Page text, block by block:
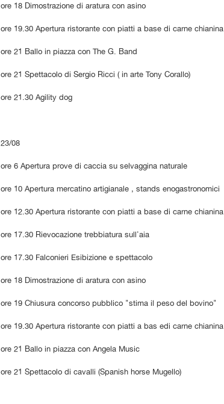
ore 18 Dimostrazione di aratura con asino
ore 19.30 Apertura ristorante con piatti a base di carne chianina
ore 21 Ballo in piazza con The G. Band
ore 21 Spettacolo di Sergio Ricci ( in arte Tony Corallo)
ore 21.30 Agility dog
23/08
ore 6 Apertura prove di caccia su selvaggina naturale
ore 10 Apertura mercatino artigianale , stands enogastronomici
ore 12.30 Apertura ristorante con piatti a base di carne chianina
ore 17.30 Rievocazione trebbiatura sull'aia
ore 17.30 Falconieri Esibizione e spettacolo
ore 18 Dimostrazione di aratura con asino
ore 19 Chiusura concorso pubblico "stima il peso del bovino"
ore 19.30 Apertura ristorante con piatti a bas edi carne chianina
ore 21 Ballo in piazza con Angela Music
ore 21 Spettacolo di cavalli (Spanish horse Mugello)